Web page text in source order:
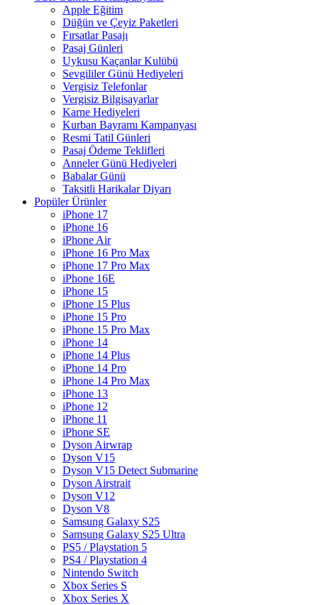
Apple Eğitim
Düğün ve Çeyiz Paketleri
Fırsatlar Pasajı
Pasaj Günleri
Uykusu Kaçanlar Kulübü
Sevgililer Günü Hediyeleri
Vergisiz Telefonlar
Vergisiz Bilgisayarlar
Karne Hediyeleri
Kurban Bayramı Kampanyası
Resmi Tatil Günleri
Pasaj Ödeme Teklifleri
Anneler Günü Hediyeleri
Babalar Günü
Taksitli Harikalar Diyarı
Popüler Ürünler
iPhone 17
iPhone 16
iPhone Air
iPhone 16 Pro Max
iPhone 17 Pro Max
iPhone 16E
iPhone 15
iPhone 15 Plus
iPhone 15 Pro
iPhone 15 Pro Max
iPhone 14
iPhone 14 Plus
iPhone 14 Pro
iPhone 14 Pro Max
iPhone 13
iPhone 12
iPhone 11
iPhone SE
Dyson Airwrap
Dyson V15
Dyson V15 Detect Submarine
Dyson Airstrait
Dyson V12
Dyson V8
Samsung Galaxy S25
Samsung Galaxy S25 Ultra
PS5 / Playstation 5
PS4 / Playstation 4
Nintendo Switch
Xbox Series S
Xbox Series X